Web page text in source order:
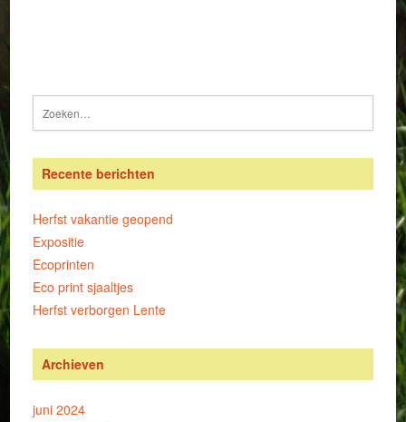
Recente berichten
Herfst vakantie geopend
Expositie
Ecoprinten
Eco print sjaaltjes
Herfst verborgen Lente
Archieven
juni 2024